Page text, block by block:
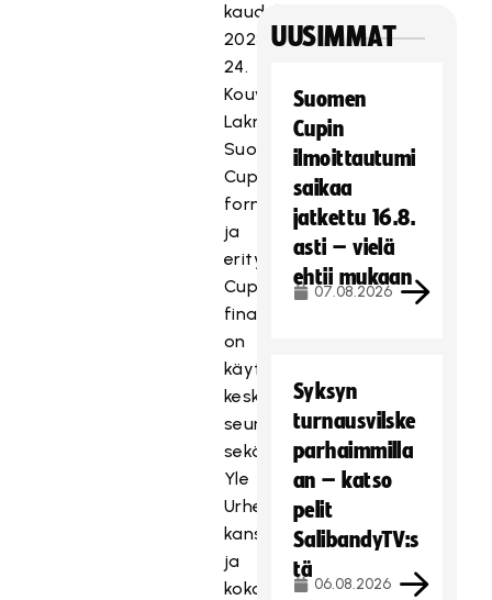
kaudella
2023–
24.
Kouvolan
Lakritsi
Suomen
Cupin
formaatista
ja
erityisesti
Cupin
finaalitapahtumasta
on
käyty
keskusteluja
seurojen
sekä
Yle
Urheilun
kanssa
ja
kokonaisuus
UUSIMMAT
Suomen
Cupin
ilmoittautumi
saikaa
jatkettu 16.8.
asti – vielä
ehtii mukaan
07.08.2026
Syksyn
turnausvilske
parhaimmilla
an – katso
pelit
SalibandyTV:s
tä
06.08.2026